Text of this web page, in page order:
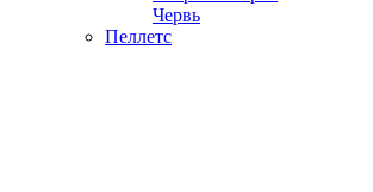
Червь
Пеллетс